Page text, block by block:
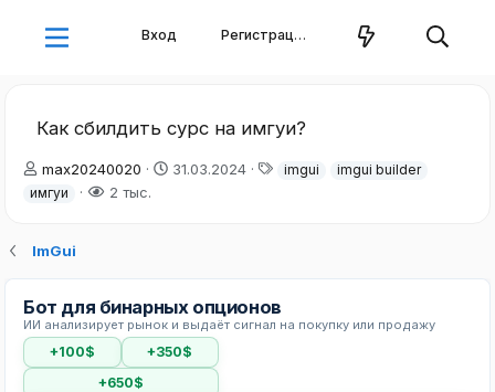
Вход Регистрация
Как сбилдить сурс на имгуи?
А
в
р
м
ы
max20240020
Д
а
л
а
31.03.2024
Тimgui
imgui builder
имгуи
2 тыс.
ImGui
Бот для бинарных опционов
ИИ анализирует рынок и выдаёт сигнал на покупку или продажу
+100$
+350$
+650$